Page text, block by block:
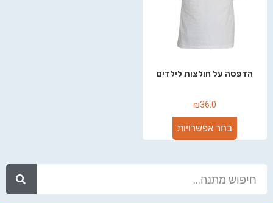
הדפסה על חולצות לילדים
₪36.0
בחר אפשרויות